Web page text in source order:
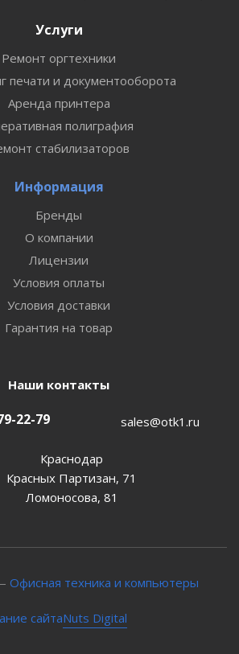
Услуги
Ремонт оргтехники
печати и документооборота
Аренда принтера
полиграфия
стабилизаторов
Информация
Бренды
О компании
Лицензии
Условия оплаты
Условия доставки
Гарантия на товар
Наши контакты
22-79 sales@otk1.ru
Краснодар
Красных Партизан, 71
Ломоносова, 81
Офисная техника и компьютеры
сайтаNuts Digital